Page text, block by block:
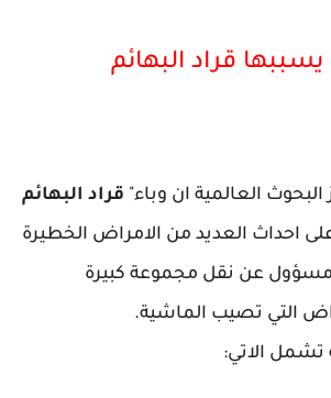
قراد البهائم
العالمية ان وباء" قراد البهائم
احداث العديد من الامراض الخطيرة
مسؤول عن نقل مجموعة كبيرة
التي تصيب الماشية.
تشمل الاتي: